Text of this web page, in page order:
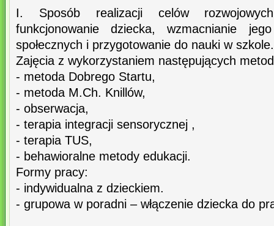
I. Sposób realizacji celów
funkcjonowanie dziecka, wzmacnianie
społecznych i przygotowanie do nauki w szkole.
Zajęcia z wykorzystaniem następujących
- metoda Dobrego Startu,
- metoda M.Ch. Knillów,
- obserwacja,
- terapia integracji sensorycznej ,
- terapia TUS,
- behawioralne metody edukacji.
Formy pracy:
- indywidualna z dzieckiem.
- grupowa w poradni – włączenie dziecka do